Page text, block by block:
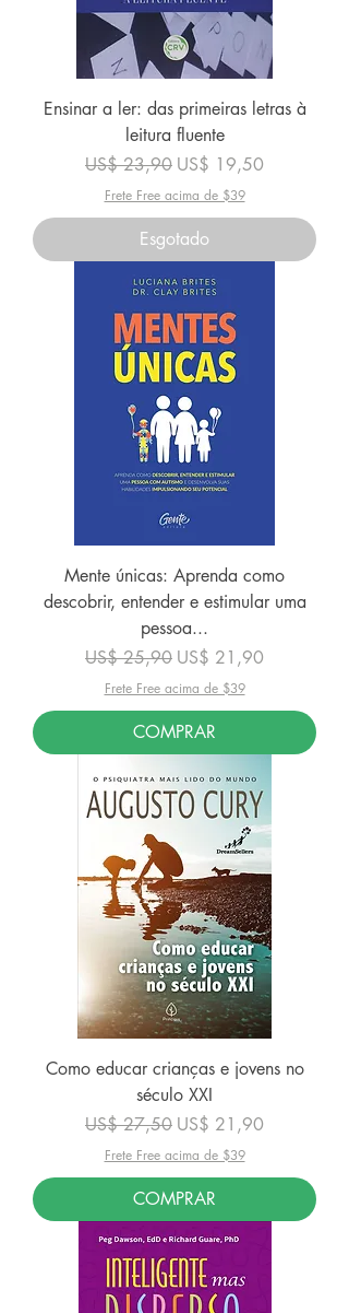
Ensinar a ler: das primeiras letras à
leitura fluente
Preço normal
US$ 23,90 Preço promocional
US$ 19,50
Frete Free acima de $39
Esgotado
Mente únicas: Aprenda como
descobrir, entender e estimular uma
pessoa...
Preço normal
US$ 25,90 Preço promocional
US$ 21,90
Frete Free acima de $39
COMPRAR
Como educar crianças e jovens no
século XXI
Preço normal
US$ 27,50 Preço promocional
US$ 21,90
Frete Free acima de $39
COMPRAR